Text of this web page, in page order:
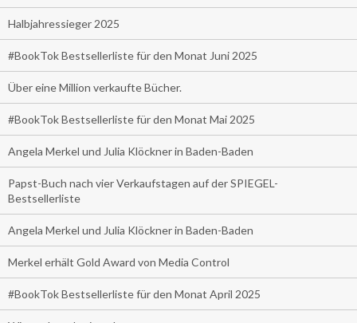
Halbjahressieger 2025
#BookTok Bestsellerliste für den Monat Juni 2025
Über eine Million verkaufte Bücher.
#BookTok Bestsellerliste für den Monat Mai 2025
Angela Merkel und Julia Klöckner in Baden-Baden
Papst-Buch nach vier Verkaufstagen auf der SPIEGEL-
Bestsellerliste
Angela Merkel und Julia Klöckner in Baden-Baden
Merkel erhält Gold Award von Media Control
#BookTok Bestsellerliste für den Monat April 2025